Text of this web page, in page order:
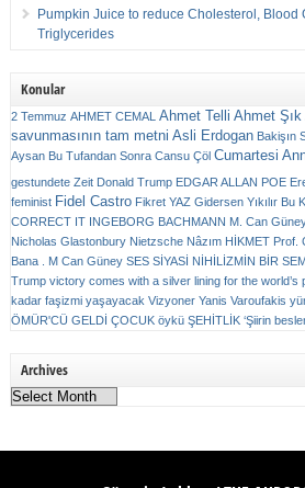
Pumpkin Juice to reduce Cholesterol, Blood
Triglycerides
Konular
2 Temmuz AHMET CEMAL Ahmet Telli Ahmet Şık
savunmasının tam metni Asli Erdogan Bakişın
Aysan Bu Tufandan Sonra Cansu Çöl Cumartesi
gestundete Zeit Donald Trump EDGAR ALLAN POE
feminist Fidel Castro Fikret YAZ Gidersen Yıkılır Bu
CORRECT IT INGEBORG BACHMANN M. Can
Nicholas Glastonbury Nietzsche Nâzım HİKMET Prof.
Bana . M Can Güney SES SİYASİ NİHİLİZMİN BİR
Trump victory comes with a silver lining for the world’s
kadar faşizmi yaşayacak Vizyoner Yanis Varoufakis
ÖMÜR'CÜ GELDİ ÇOCUK öykü ŞEHİTLİK ‘Şiirin
Archives
Archives